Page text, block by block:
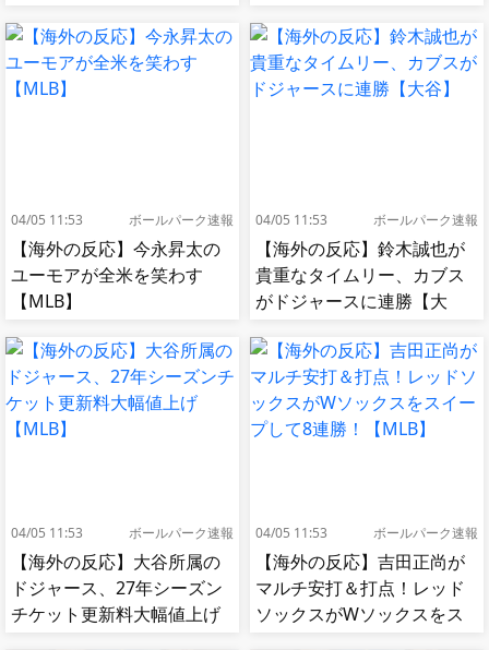
へ[海外の反応]
04/05 11:53 ボールパーク速報
【海外の反応】今永昇太の
ユーモアが全米を笑わす
【MLB】
04/05 11:53 ボールパーク速報
【海外の反応】鈴木誠也が
貴重なタイムリー、カブス
がドジャースに連勝【大
04/05 11:53 ボールパーク速報
【海外の反応】大谷所属の
ドジャース、27年シーズン
チケット更新料大幅値上げ
04/05 11:53 ボールパーク速報
【海外の反応】吉田正尚が
マルチ安打＆打点！レッド
ソックスがWソックスをス